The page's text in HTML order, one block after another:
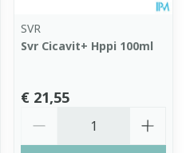
SVR
Svr Cicavit+ Hppi 100ml
€ 21,55